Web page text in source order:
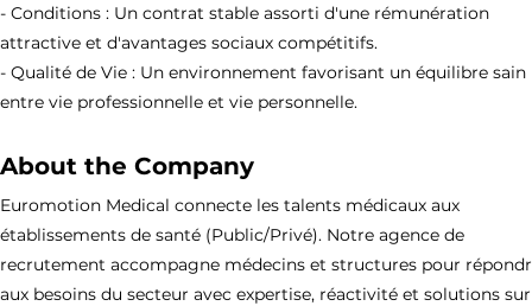
- Conditions : Un contrat stable assorti d'une rémunération
attractive et d'avantages sociaux compétitifs.
- Qualité de Vie : Un environnement favorisant un équilibre sain
entre vie professionnelle et vie personnelle.
About the Company
Euromotion Medical connecte les talents médicaux aux
établissements de santé (Public/Privé). Notre agence de
recrutement accompagne médecins et structures pour
aux besoins du secteur avec expertise, réactivité et solutions sur